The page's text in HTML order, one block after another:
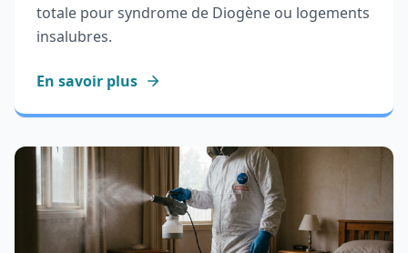
totale pour syndrome de Diogène ou logements
insalubres.
En savoir plus